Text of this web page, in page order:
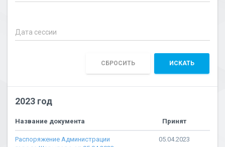
СБРОСИТЬ ИСКАТЬ
2023 год
Название документа Принят
Распоряжение Администрации
05.04.2023